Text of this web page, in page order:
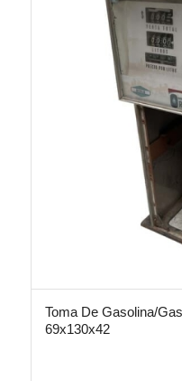
Toma De Gasolina/
69x130x42